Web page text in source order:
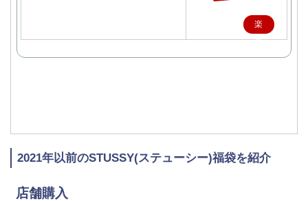
楽
天
2021年以前のSTUSSY(ステューシー)福袋を紹介
店舗購入